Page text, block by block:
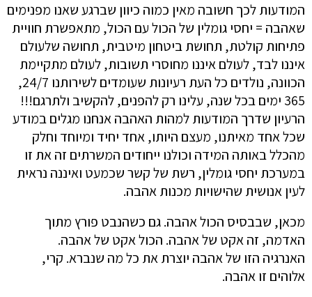
המודעות לכך חשובה מאין כמוה כיוון שברגע שאנו מפנימים
שאהבה = יחסי גומלין של הכול עם הכול, מתאפשרת חוויית
פתיחות קולטת, תחושת ביטחון מיטבית, תחושה שלעולם
איננו לבד, לעולם איננו מחוסרי תשובות, לעולם מתקיימת
הכוונה, נולדים כל העת רעיונות שעומדים לשירותנו 24/7,
365 ימים בכל שנה, עלינו רק להפנים, להקשיב ולתרגם!!!
הרעיון שדרך המודעות למהות האהבה אנחנו מגלים במודע
שכל אחד מאיתנו, מעצם היותו, אחד יחיד ומיוחד וחלק
מהכלל באותה המידה וכולנו ייחודים המשרתים זה את זו
במערכת יחסי גומלין, רשת של קשר שכמעט ואיננה נראית
לעין אנושית שהישויות מכנות אהבה.
מכאן, שבבסיס הכול אהבה. גם כשהנבט פורץ מתוך
האדמה, זה אקט של אהבה. הכול אקט של אהבה.
האנרגיה הזו של אהבה יוצרת את כל מה שנברא. קרי,
אלוהים זו אהבה.